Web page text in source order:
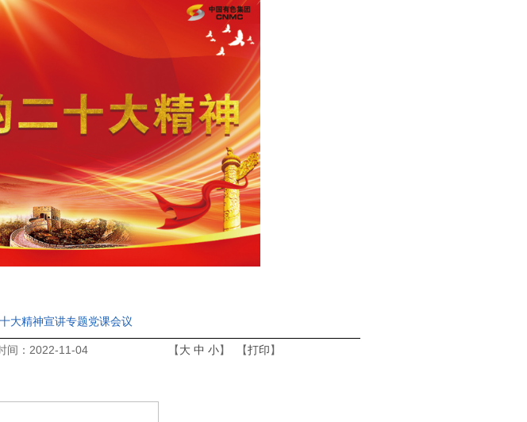
大精神宣讲专题党课会议
：2022-11-04 【大 中 小】 【打印】